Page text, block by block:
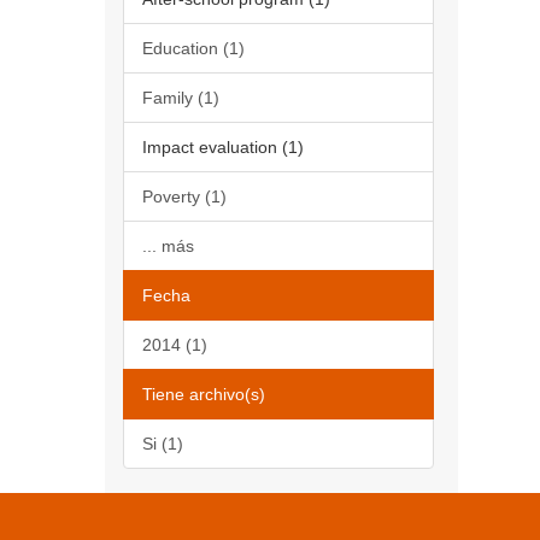
Education (1)
Family (1)
Impact evaluation (1)
Poverty (1)
... más
Fecha
2014 (1)
Tiene archivo(s)
Si (1)